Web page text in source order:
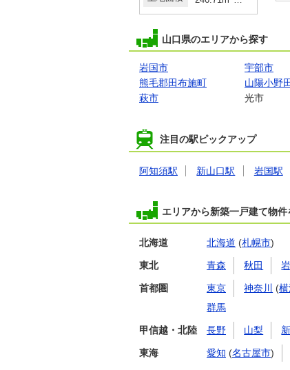
山口県のエリアから探す
岩国市 宇部市
熊毛郡田布施町
山陽小野
萩市
光市
注目の駅ピックアップ
阿知須駅 新山口駅 岩国駅
エリアから新築一戸建て物件
北海道 北海道 (札幌市)
東北 青森 秋田
首都圏 東京 神奈川 (
群馬
甲信越・北陸 長野 山梨
東海 愛知 (名古屋市)